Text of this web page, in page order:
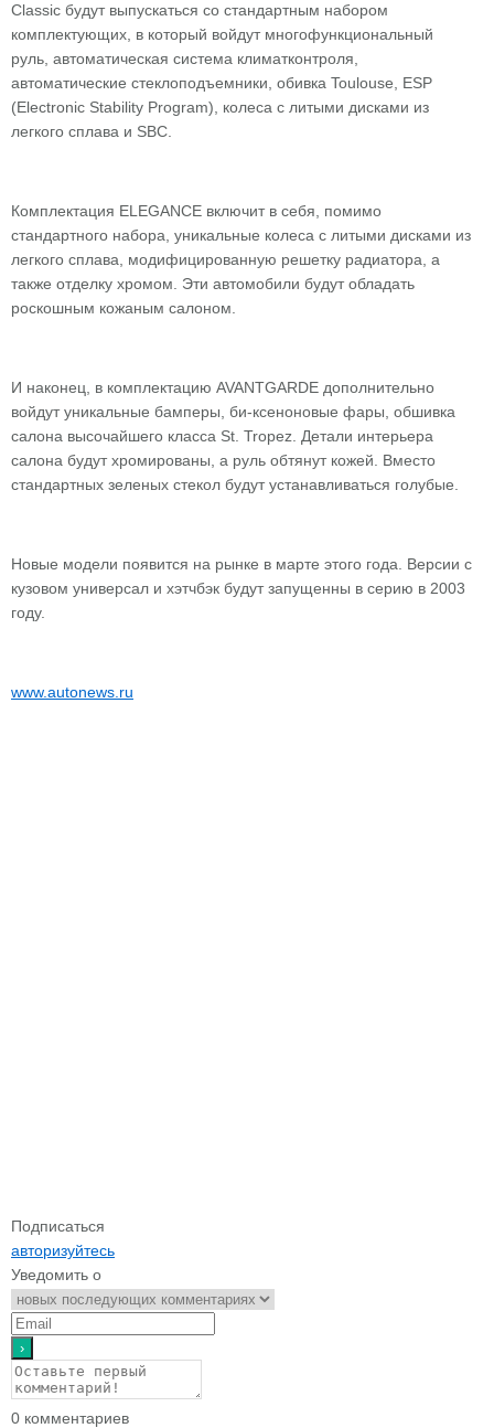
Classic будут выпускаться со стандартным набором
комплектующих, в который войдут многофункциональный
руль, автоматическая система климатконтроля,
автоматические стеклоподъемники, обивка Toulouse, ESP
(Electronic Stability Program), колеса с литыми дисками из
легкого сплава и SBC.
Комплектация ELEGANCE включит в себя, помимо
стандартного набора, уникальные колеса с литыми дисками из
легкого сплава, модифицированную решетку радиатора, а
также отделку хромом. Эти автомобили будут обладать
роскошным кожаным салоном.
И наконец, в комплектацию AVANTGARDE дополнительно
войдут уникальные бамперы, би-ксеноновые фары, обшивка
салона высочайшего класса St. Tropez. Детали интерьера
салона будут хромированы, а руль обтянут кожей. Вместо
стандартных зеленых стекол будут устанавливаться голубые.
Новые модели появится на рынке в марте этого года. Версии с
кузовом универсал и хэтчбэк будут запущенны в серию в 2003
году.
www.autonews.ru
Подписаться
авторизуйтесь
Уведомить о
0 комментариев